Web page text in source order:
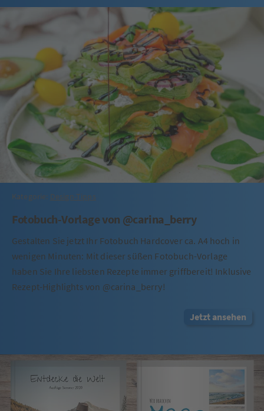
Kategorie: Design-Tipps
Fotobuch-Vorlage von @carina_berry
Gestalten Sie jetzt Ihr Fotobuch Hardcover ca. A4 hoch in
wenigen Minuten: Mit dieser süßen Fotobuch-Vorlage
haben Sie Ihre liebsten Rezepte immer griffbereit! Inklusive
Rezept-Highlights von @carina_berry!
Jetzt ansehen